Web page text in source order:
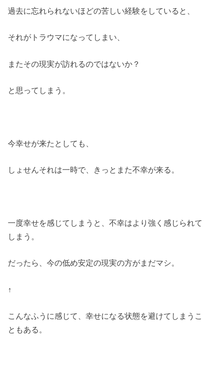
過去に忘れられないほどの苦しい経験をしていると、
それがトラウマになってしまい、
またその現実が訪れるのではないか？
と思ってしまう。
今幸せが来たとしても、
しょせんそれは一時で、きっとまた不幸が来る。
一度幸せを感じてしまうと、不幸はより強く感じられて
しまう。
だったら、今の低め安定の現実の方がまだマシ。
↑
こんなふうに感じて、幸せになる状態を避けてしまうこ
ともある。